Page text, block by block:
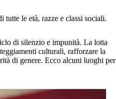
le età, razze e classi sociali.
di silenzio e impunità. La lotta
culturali, rafforzare la
di genere. Ecco alcuni luoghi per